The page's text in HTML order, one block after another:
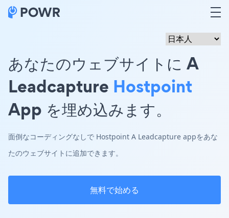
あなたのウェブサイトに A
Leadcapture Hostpoint
App を埋め込みます。
面倒なコーディングなしで Hostpoint A Leadcapture appをあな
たのウェブサイトに追加できます。
無料で始める